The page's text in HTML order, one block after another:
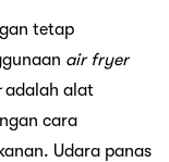
tetap
air fryer
adalah alat
cara
Udara panas